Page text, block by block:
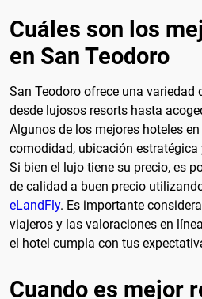
Cuáles son los
en San Teodoro
San Teodoro ofrece una variedad
desde lujosos resorts hasta
Algunos de los mejores hoteles
comodidad, ubicación estratégica
Si bien el lujo tiene su precio, es
de calidad a buen precio
eLandFly. Es importante
viajeros y las valoraciones en
el hotel cumpla con tus
Cuando es mejor